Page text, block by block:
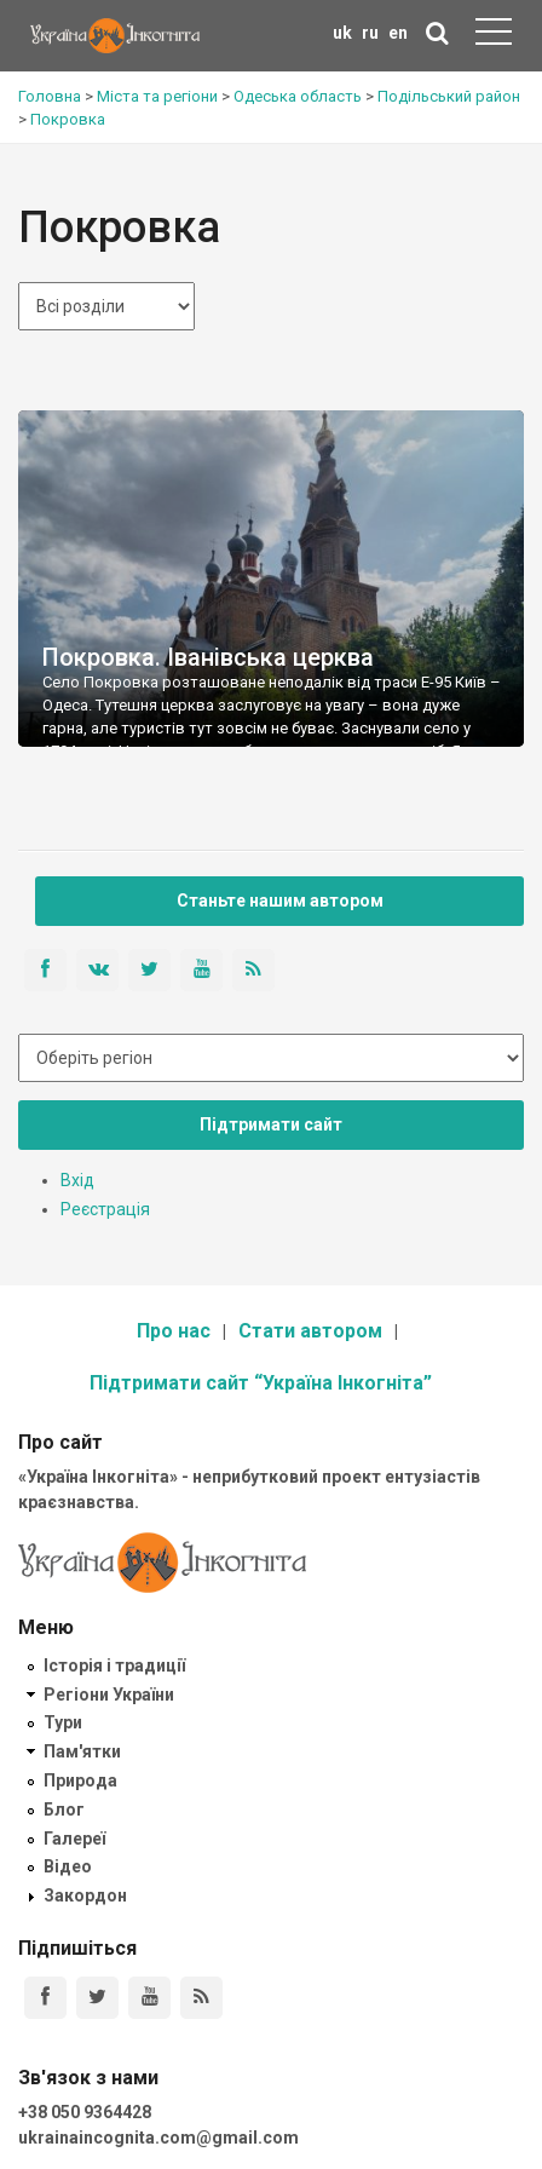
uk ru en
Головна > Міста та регіони > Одеська область > Подільський район
> Покровка
Покровка
Покровка. Іванівська церква
Село Покровка розташоване неподалік від траси Е-95 Київ –
Одеса. Тутешня церква заслуговує на увагу – вона дуже
гарна, але туристів тут зовсім не буває. Заснували село у
1794 році. Нині тут мешкає близько шести сотень осіб. Як я
Станьте нашим автором
Підтримати сайт
Вхід
Реєстрація
Про нас Стати автором
Підтримати сайт “Україна Інкогніта”
Про сайт
«Україна Інкогніта» - неприбутковий проект ентузіастів
краєзнавства.
Меню
Історія і традиції
Регіони України
Тури
Пам'ятки
Природа
Блог
Галереї
Відео
Закордон
Підпишіться
Зв'язок з нами
+38 050 9364428
ukrainaincognita.com@gmail.com